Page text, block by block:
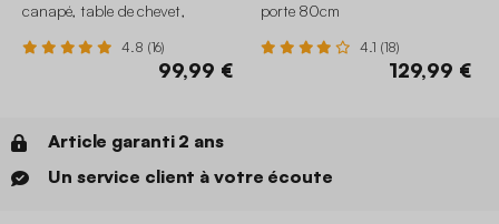
canapé, table de chevet,
x H45cm
4.8 (16)
99,99 €
porte 80cm
4.1 (18)
129,99 €
Article garanti 2 ans
Un service client à votre écoute